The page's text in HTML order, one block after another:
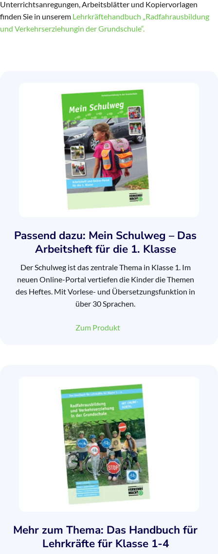
Unterrichtsanregungen, Arbeitsblätter und Kopiervorlagen
finden Sie in unserem Lehrkräftehandbuch „Radfahrausbildung
und Verkehrserziehungin der Grundschule“.
Passend dazu: Mein Schulweg – Das
Arbeitsheft für die 1. Klasse
Der Schulweg ist das zentrale Thema in Klasse 1. Im
neuen Online-Portal vertiefen die Kinder die Themen
des Heftes. Mit Vorlese- und Übersetzungsfunktion in
über 30 Sprachen.
Zum Produkt
Mehr zum Thema: Das Handbuch für
Lehrkräfte für Klasse 1-4